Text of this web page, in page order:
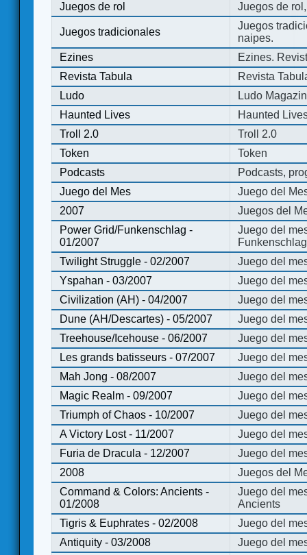
Juegos de rol
Juegos de
Juegos tradicionales
Juegos
naipes.
Ezines
Ezines.
Revista Tabula
Revista
Ludo
Ludo
Haunted Lives
Haunted
Troll 2.0
Troll 2.0
Token
Token
Podcasts
Podcasts,
Juego del Mes
Juego del
2007
Juegos del
Power Grid/Funkenschlag -
01/2007
Juego del
Twilight Struggle - 02/2007
Juego del
Yspahan - 03/2007
Juego del
Civilization (AH) - 04/2007
Juego del
Dune (AH/Descartes) - 05/2007
Juego del
Treehouse/Icehouse - 06/2007
Juego del
Les grands batisseurs - 07/2007
Juego del
Mah Jong - 08/2007
Juego del
Magic Realm - 09/2007
Juego del
Triumph of Chaos - 10/2007
Juego del
A Victory Lost - 11/2007
Juego del
Furia de Dracula - 12/2007
Juego del
2008
Juegos del
Command & Colors: Ancients -
01/2008
Juego del
Ancients
Tigris & Euphrates - 02/2008
Juego del
Antiquity - 03/2008
Juego del